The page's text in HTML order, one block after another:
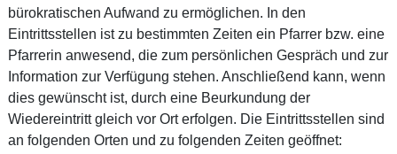
bürokratischen Aufwand zu ermöglichen. In den
Eintrittsstellen ist zu bestimmten Zeiten ein Pfarrer bzw. eine
Pfarrerin anwesend, die zum persönlichen Gespräch und zur
Information zur Verfügung stehen. Anschließend kann, wenn
dies gewünscht ist, durch eine Beurkundung der
Wiedereintritt gleich vor Ort erfolgen. Die Eintrittsstellen sind
an folgenden Orten und zu folgenden Zeiten geöffnet: